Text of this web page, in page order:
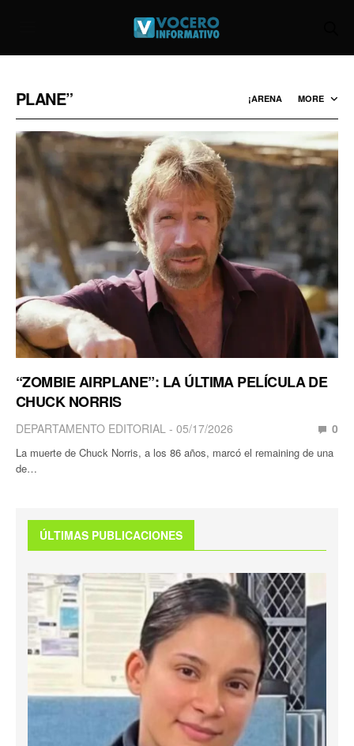
PLANE” ¡ARENA MORE
“ZOMBIE AIRPLANE”: LA ÚLTIMA PELÍCULA DE
CHUCK NORRIS
DEPARTAMENTO EDITORIAL 05/17/2026 0
La muerte de Chuck Norris, a los 86 años, marcó el remaining de una
de…
ÚLTIMAS PUBLICACIONES